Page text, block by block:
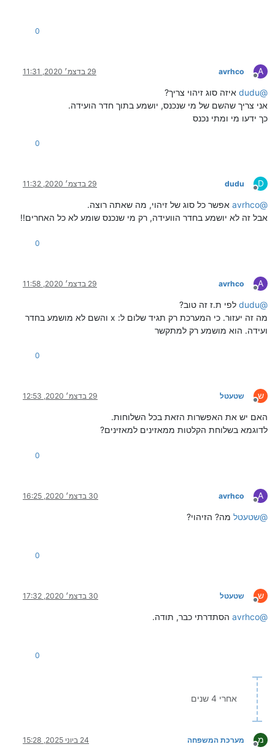
0
A
מנותק
avrhco 29 בדצמ׳ 2020, 11:31
@
dudu איזה סוג זיהוי צריך?
אני צריך שהשם של מי שנכנס, יושמע בתוך חדר הועידה.
כך ידעו מי ומתי נכנס
0
D
מנותק
dudu 29 בדצמ׳ 2020, 11:32
@
avrhco אפשר כל סוג של זיהוי, מה שאתה רוצה.
אבל זה לא יושמע בחדר הוועידה, רק מי שנכנס שומע לא כל האחרים!!
0
A
מנותק
avrhco 29 בדצמ׳ 2020, 11:58
@
dudu לפי ת.ז זה טוב?
מה זה יעזור. כי המערכת רק תגיד שלום ל: x והשם לא מושמע בחדר
ועידה. הוא מושמע רק למתקשר
0
ש
מנותק
שטעטל 29 בדצמ׳ 2020, 12:53
האם יש את האפשרות הזאת בכל השלוחות.
לדוגמא בשלוחת הקלטות ממאזינים למאזינים?
0
A
מנותק
avrhco 30 בדצמ׳ 2020, 16:25
@שטעטל מה? הזיהוי?
0
ש
מנותק
שטעטל 30 בדצמ׳ 2020, 17:32
@
avrhco הסתדרתי כבר, תודה.
0
אחרי 4 שנים
מ
מנותק
מערכת המשפחה 24 ביוני 2025, 15:28